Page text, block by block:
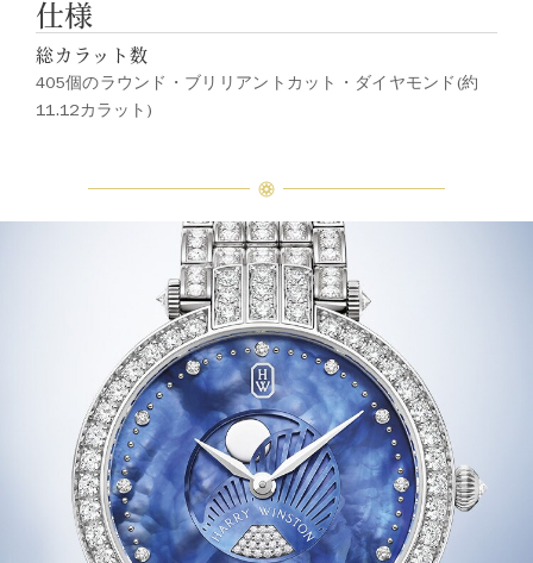
仕様
総カラット数
405個のラウンド・ブリリアントカット・ダイヤモンド(約
11.12カラット)